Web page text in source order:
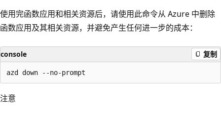
使用完函数应用和相关资源后，请使用此命令从 Azure 中删除
函数应用及其相关资源，并避免产生任何进一步的成本：
console 复制
注意